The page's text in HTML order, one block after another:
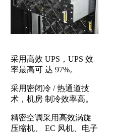
采用高效 UPS，UPS 效
率最高可 达 97%。
采用密闭冷 / 热通道技
术，机房 制冷效率高。
精密空调采用高效涡旋
压缩机、 EC 风机、电子